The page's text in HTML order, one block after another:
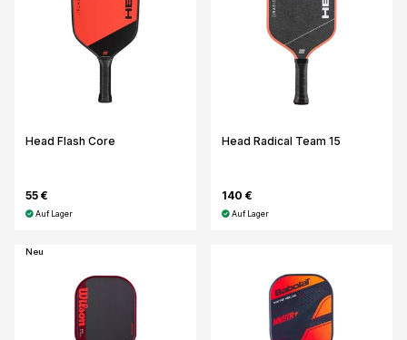
Head Flash Core
55 €
Auf Lager
Head Radical Team 15
140 €
Auf Lager
Neu